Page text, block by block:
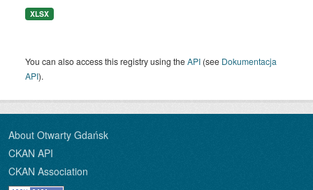
XLSX
You can also access this registry using theAPI (see Dokumentacja
API).
About Otwarty Gdańsk
CKAN API
CKAN Association